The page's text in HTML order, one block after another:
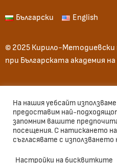
Български English
© 2025 Кирило-Методиевски
при Българската академия
Използван шрифт: Велека,
На нашия уебсайт
предоставим най-
запомним вашите
посещения. С натискането
съгласявате с
Настройки на бисквитките